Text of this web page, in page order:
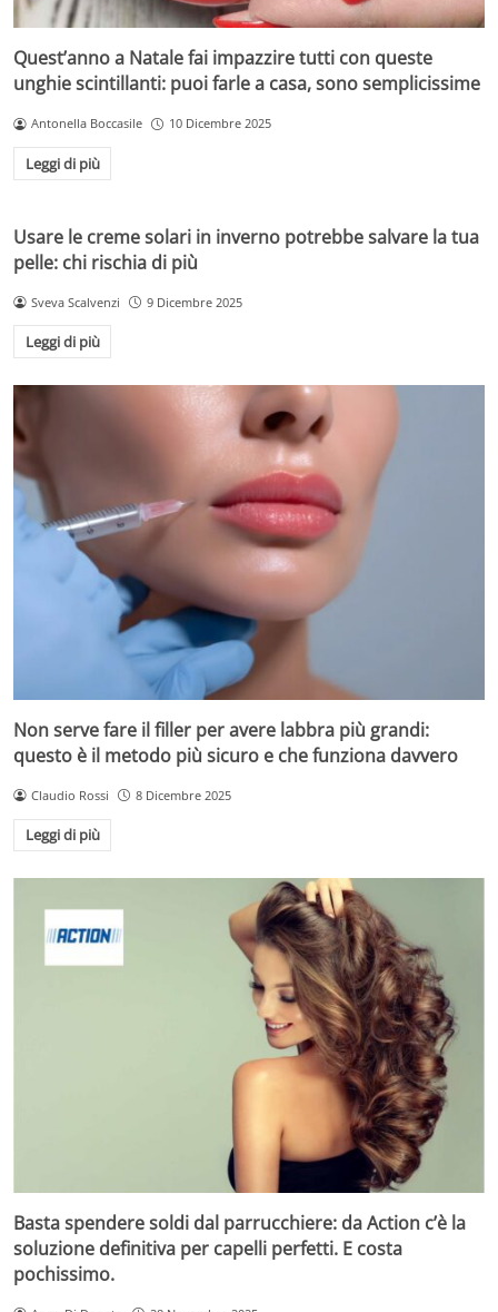
Quest’anno a Natale fai impazzire tutti con queste
unghie scintillanti: puoi farle a casa, sono semplicissime
Antonella Boccasile 10 Dicembre 2025
Leggi di più
Usare le creme solari in inverno potrebbe salvare la tua
pelle: chi rischia di più
Sveva Scalvenzi 9 Dicembre 2025
Leggi di più
Non serve fare il filler per avere labbra più grandi:
questo è il metodo più sicuro e che funziona davvero
Claudio Rossi 8 Dicembre 2025
Leggi di più
Basta spendere soldi dal parrucchiere: da Action c’è la
soluzione definitiva per capelli perfetti. E costa
pochissimo.